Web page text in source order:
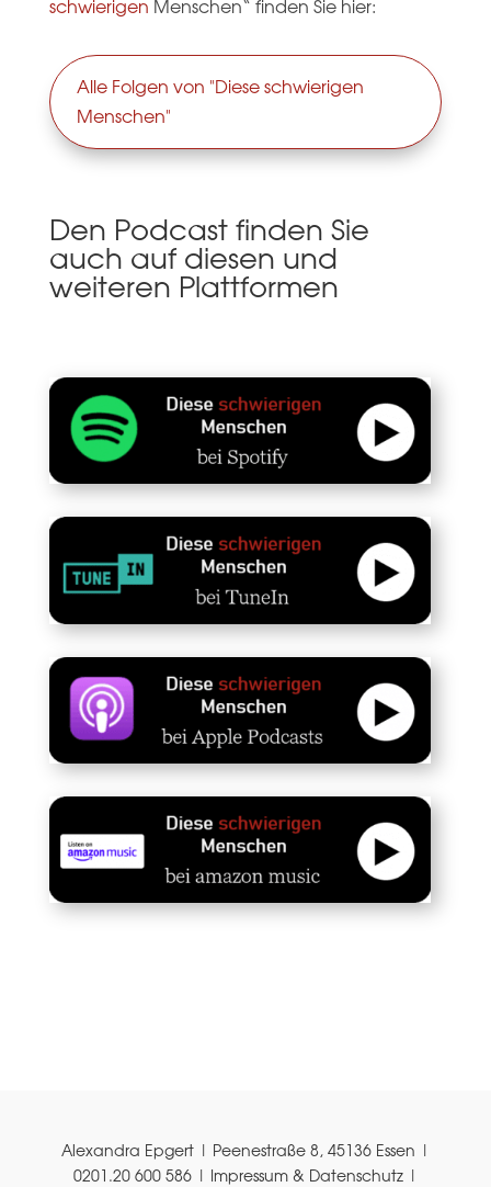
schwierigen Menschen“ finden Sie hier:
Alle Folgen von "Diese schwierigen
Menschen"
Den Podcast finden Sie
auch auf diesen und
weiteren Plattformen
Alexandra Epgert | Peenestraße 8, 45136 Essen |
0201.20 600 586 | Impressum & Datenschutz|